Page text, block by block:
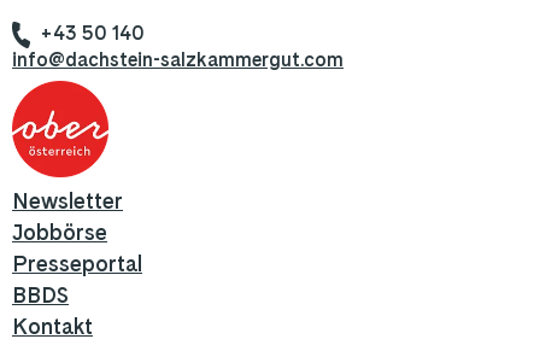
+43 50 140
info@dachstein-salzkammergut.com
Newsletter
Jobbörse
Presseportal
BBDS
Kontakt